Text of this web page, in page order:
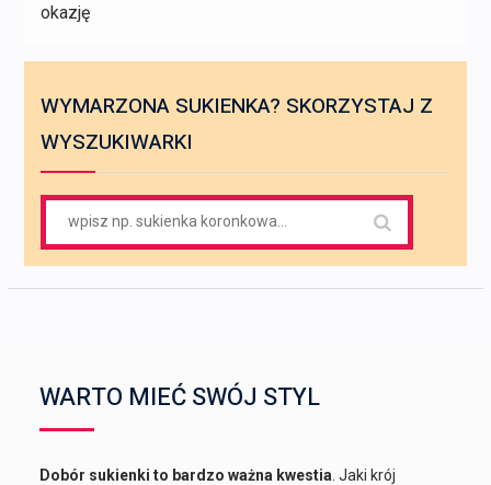
okazję
WYMARZONA SUKIENKA? SKORZYSTAJ Z
WYSZUKIWARKI
WARTO MIEĆ SWÓJ STYL
Dobór sukienki to bardzo ważna kwestia . Jaki krój